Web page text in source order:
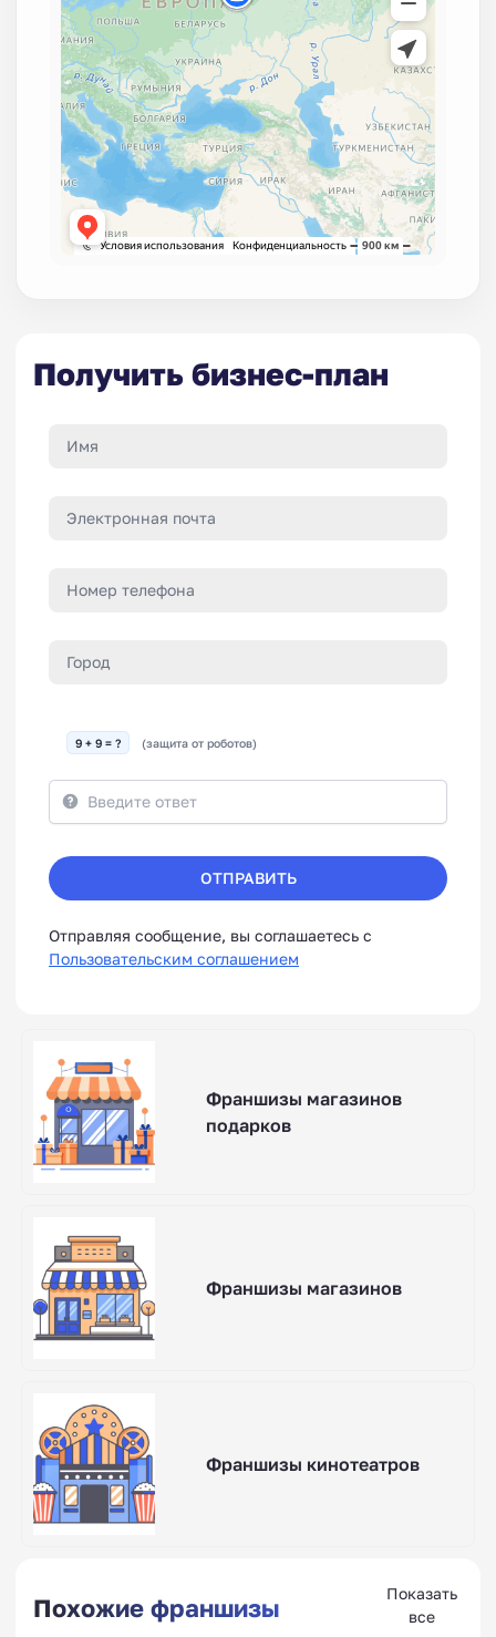
Получить бизнес-план
9 + 9 = ? (защита от роботов)
ОТПРАВИТЬ
Отправляя сообщение, вы соглашаетесь с
Пользовательским соглашением
Франшизы магазинов
подарков
Франшизы магазинов
Франшизы кинотеатров
Похожие франшизы
Показать
все